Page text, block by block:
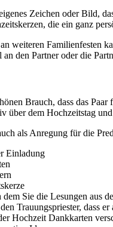
Zeichen oder Bild,
die ein ganz
weiteren Familienfesten
an den Partner oder die
Brauch, dass das
über dem Hochzeitstag
als Anregung für die
Einladung
dem Sie die Lesungen aus
Trauungspriester, dass
Hochzeit Dankkarten